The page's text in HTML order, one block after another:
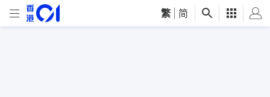
繁 简